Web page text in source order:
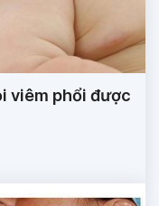
viêm phổi được